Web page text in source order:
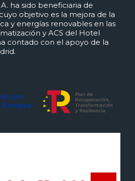
ha sido beneficiaria de
objetivo es la mejora de la
y energías renovables en las
y ACS del Hotel
contado con el apoyo de la